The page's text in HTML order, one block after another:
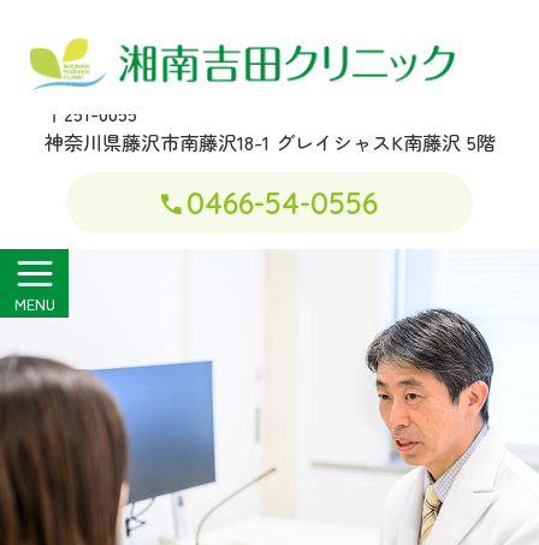
藤沢市の心療内科 精神科 湘南
吉田クリニック
〒251-0055
神奈川県藤沢市南藤沢18-1 グレイシャスK南藤沢 5階
0466-54-0556